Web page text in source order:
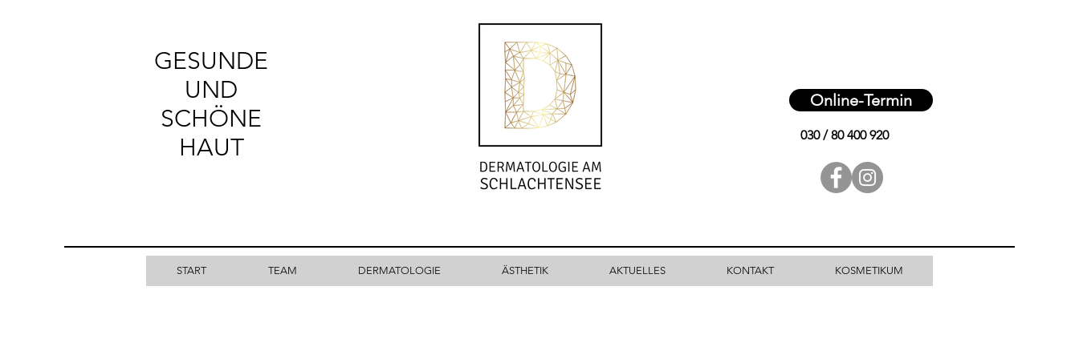
GESUNDE​
UND
SCHÖNE
HAUT
Online-Termin
030 / 80 400 920
START TEAM DERMATOLOGIE ÄSTHETIK AKTUELLES KONTAKT KOSMETIKUM